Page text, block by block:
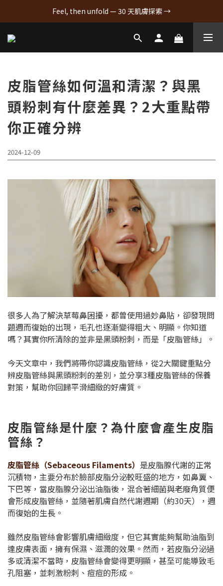
Feel, then unfold — 30 天肌膚探索 →
皮脂管絲如何溫和清潔？與黑
頭粉刺有什麼差異？2大重點帶
你正確分辨
2024-12-09
很多人為了解決草莓鼻困擾，都曾使用過妙鼻貼，卻發現問
題週而復始的出現，毛孔也逐漸變得粗大、明顯。你知道
嗎？其實你所清除的並非是黑頭粉刺，而是「皮脂管絲」。
今天文章中，我們將帶你認識皮脂管絲，從2大關鍵重點分
辨皮脂管絲與黑頭粉刺的差別，並分享3種皮脂管絲的保養
對策，幫助你回歸平滑細緻的好膚質。
皮脂管絲是什麼？為什麼會產生皮脂
管絲？
皮脂管絲（Sebaceous Filaments） 是皮脂腺代謝的正常
沉積物，主要分布於臉部皮脂分泌較旺盛的地方，如鼻翼、
下巴等，當皮脂腺分泌出油脂後，混合著細菌與老廢角質便
會形成皮脂管絲，並隨著肌膚自然代謝週期（約30天），週
而復始的生長。
雖然皮脂管絲會影響肌膚細緻度，但它其實能夠幫助油脂到
達皮膚表面，擁有保濕、滋潤的效果。然而，若皮脂分泌過
多或清潔不當時，皮脂管絲會變得更明顯，甚至可能導致毛
孔阻塞，並刺激粉刺、痘痘的形成。